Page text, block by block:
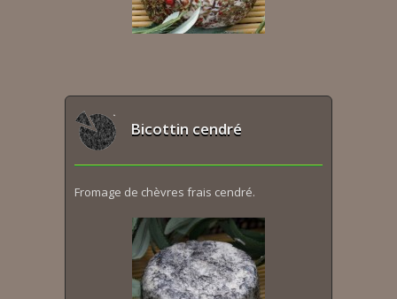
Bicottin cendré
Fromage de chèvres frais cendré.